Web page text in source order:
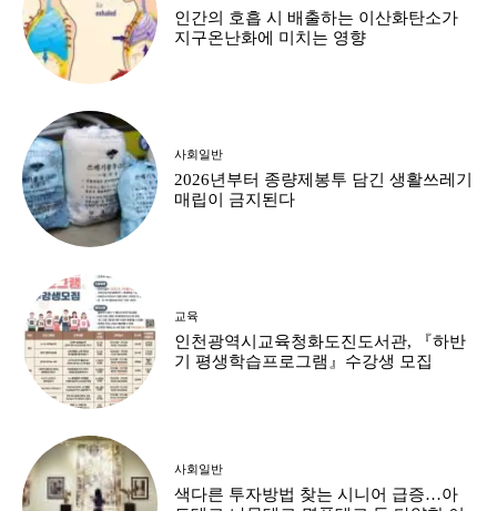
인간의 호흡 시 배출하는 이산화탄소가
지구온난화에 미치는 영향
사회일반
2026년부터 종량제봉투 담긴 생활쓰레기
매립이 금지된다
교육
인천광역시교육청화도진도서관, 『하반
기 평생학습프로그램』수강생 모집
사회일반
색다른 투자방법 찾는 시니어 급증…아